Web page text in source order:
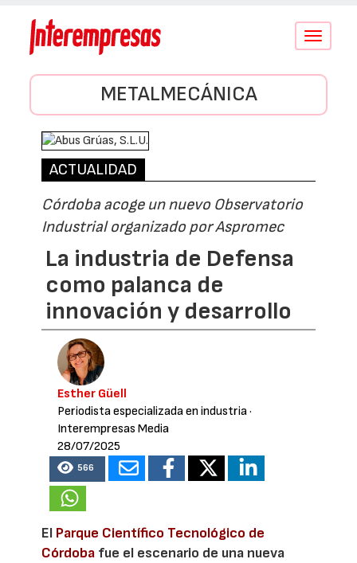
Conmutar
METALMECÁNICA
ACTUALIDAD
Córdoba acoge un nuevo Observatorio
Industrial organizado por Aspromec
La industria de Defensa
como palanca de
innovación y desarrollo
Esther Güell
Periodista especializada en industria·
Interempresas Media
28/07/2025
566
El Parque Científico Tecnológico de
Córdoba fue el escenario de una nueva